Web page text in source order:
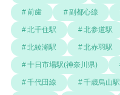
前歯 副都心線
北千住駅 北参道駅
北綾瀬駅 北赤羽駅
十日市場駅(神奈川県)
千代田線 千歳烏山駅